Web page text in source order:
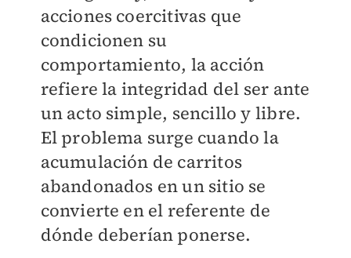
acciones coercitivas que
condicionen su
comportamiento, la acción
refiere la integridad del ser ante
un acto simple, sencillo y libre.
El problema surge cuando la
acumulación de carritos
abandonados en un sitio se
convierte en el referente de
dónde deberían ponerse.